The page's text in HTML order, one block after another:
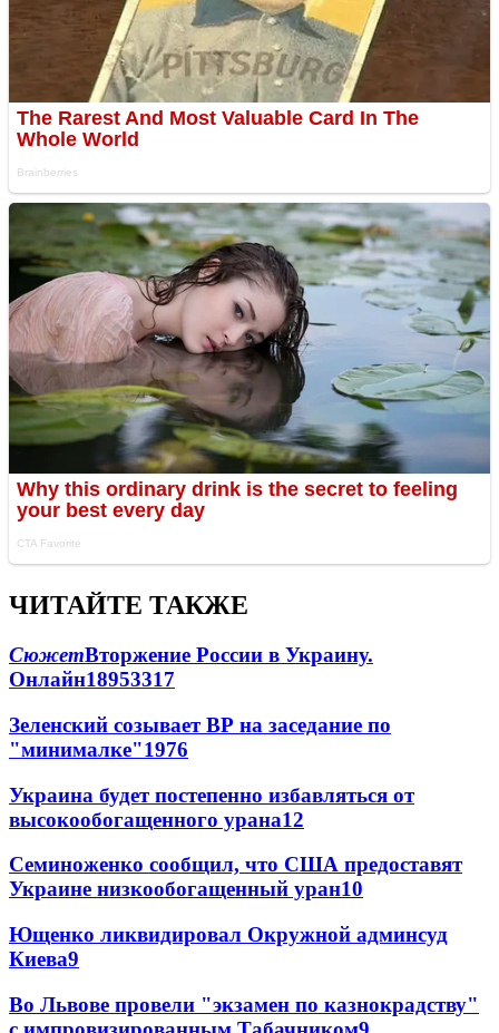
ЧИТАЙТЕ ТАКЖЕ
СюжетВторжение России в Украину.
Онлайн18953317
Зеленский созывает ВР на заседание по
"минималке"1976
Украина будет постепенно избавляться от
высокообогащенного урана12
Семиноженко сообщил, что США предоставят
Украине низкообогащенный уран10
Ющенко ликвидировал Окружной админсуд
Киева9
Во Львове провели "экзамен по казнокрадству"